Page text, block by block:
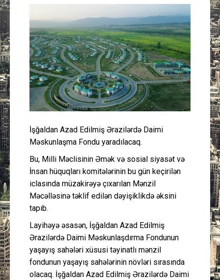
Müsahibə
İdman
Layihə
Gündəm
Peşə etikası
Əlaqə
İşğaldan Azad Edilmiş Ərazilərdə Daimi
Məskunlaşma Fondu yaradılacaq.
Bu, Milli Məclisinin Əmək və sosial siyasət və
İnsan hüquqları komitələrinin bu gün keçirilən
iclasında müzakirəyə çıxarılan Mənzil
Məcəlləsinə təklif edilən dəyişiklikdə əksini
tapıb.
Layihəyə əsasən, İşğaldan Azad Edilmiş
Ərazilərdə Daimi Məskunlaşdırma Fondunun
yaşayış sahələri xüsusi təyinatlı mənzil
fondunun yaşayış sahələrinin növləri sırasında
olacaq. İşğaldan Azad Edilmiş Ərazilərdə Daimi